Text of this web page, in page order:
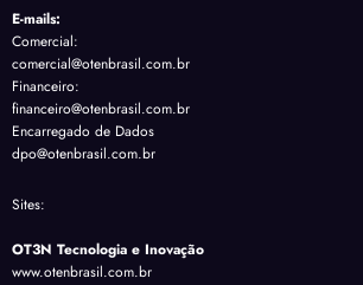
E-mails:
Comercial:
comercial@otenbrasil.com.br
Financeiro:
financeiro@otenbrasil.com.br
Encarregado de Dados
dpo@otenbrasil.com.br
Sites:
OT3N Tecnologia e Inovação
www.otenbrasil.com.br